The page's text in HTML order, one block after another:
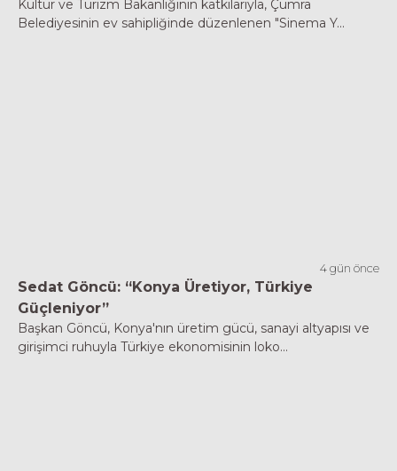
Kültür ve Turizm Bakanlığının katkılarıyla, Çumra
Belediyesinin ev sahipliğinde düzenlenen "Sinema Y...
4 gün önce
Sedat Göncü: “Konya Üretiyor, Türkiye
Güçleniyor”
Başkan Göncü, Konya'nın üretim gücü, sanayi altyapısı ve
girişimci ruhuyla Türkiye ekonomisinin loko...